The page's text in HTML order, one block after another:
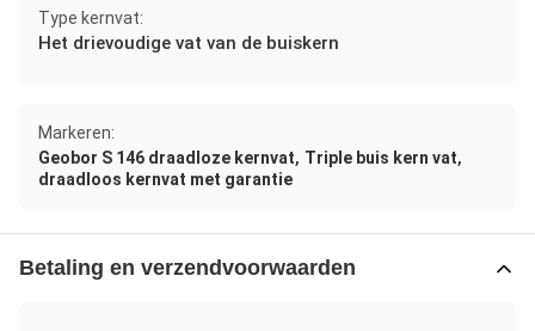
Type kernvat:
Het drievoudige vat van de buiskern
Markeren:
Geobor S 146 draadloze kernvat, Triple buis kern vat,
draadloos kernvat met garantie
Betaling en verzendvoorwaarden